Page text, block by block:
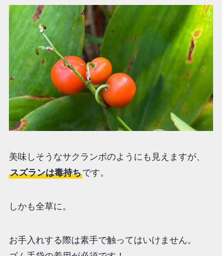
美味しそうなサクランボのようにも見えますが、
スズランは毒持ちです。
しかも全草に。
お手入れする際は素手で触ってはいけません。